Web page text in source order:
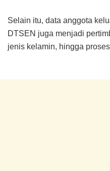
Selain itu, data anggota
DTSEN juga menjadi
jenis kelamin, hingga